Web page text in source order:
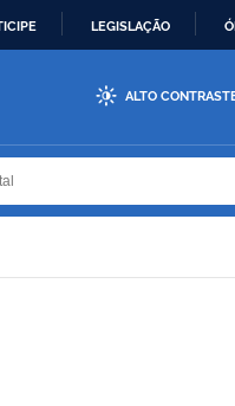
LEGISLAÇÃO
ALTO